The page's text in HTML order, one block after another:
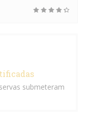
submeteram